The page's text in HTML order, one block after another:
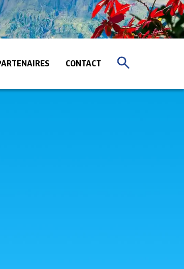
CONTACT